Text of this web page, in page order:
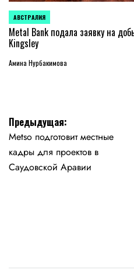
ОПУБЛИКОВАНО
В
АВСТРАЛИЯ
Metal Bank подала заявку на
Kingsley
Амина Нурбакимова
Навигация
по
записям
Предыдущая:
Metso подготовит местные
кадры для проектов в
Саудовской Аравии